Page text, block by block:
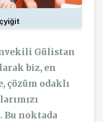
Gülistan
biz, en
çözüm odaklı
Bu noktada